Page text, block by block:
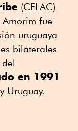
(CELAC)
Amorim fue
uruguaya
bilaterales
en 1991
Uruguay.